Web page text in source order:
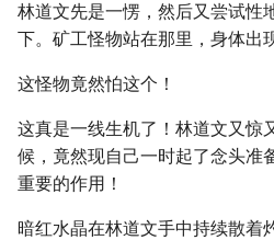
林道文先是一愣，然后又尝试性
下。矿工怪物站在那里，身体出
这怪物竟然怕这个！
这真是一线生机了！林道文又惊
候，竟然现自己一时起了念头准
重要的作用！
暗红水晶在林道文手中持续散着